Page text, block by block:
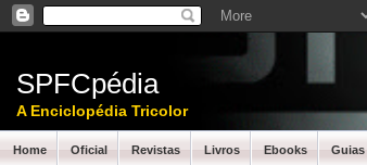
SPFCpédia
A Enciclopédia Tricolor
Home Oficial Revistas Livros Ebooks Guias